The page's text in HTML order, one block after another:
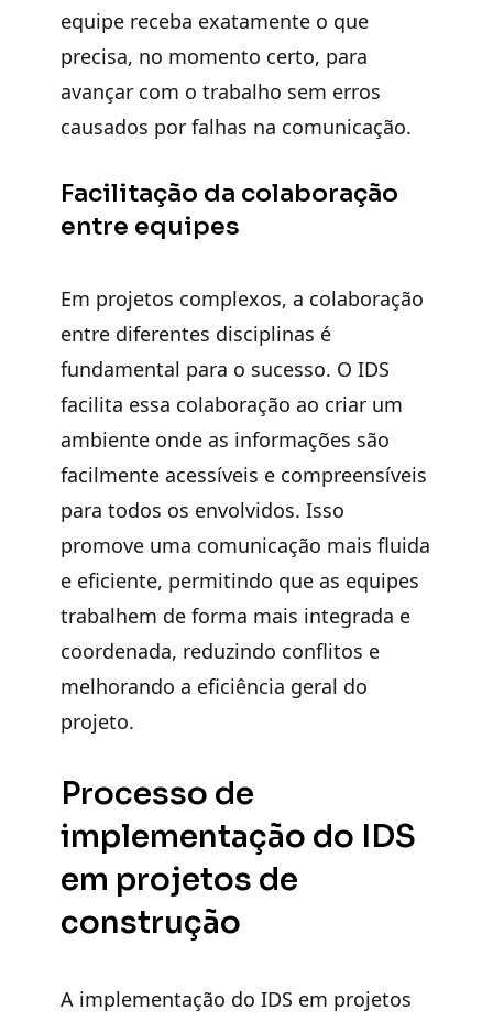
equipe receba exatamente o que
precisa, no momento certo, para
avançar com o trabalho sem erros
causados por falhas na comunicação.
Facilitação da colaboração
entre equipes
Em projetos complexos, a colaboração
entre diferentes disciplinas é
fundamental para o sucesso. O IDS
facilita essa colaboração ao criar um
ambiente onde as informações são
facilmente acessíveis e compreensíveis
para todos os envolvidos. Isso
promove uma comunicação mais fluida
e eficiente, permitindo que as equipes
trabalhem de forma mais integrada e
coordenada, reduzindo conflitos e
melhorando a eficiência geral do
projeto.
Processo de
implementação do IDS
em projetos de
construção
A implementação do IDS em projetos